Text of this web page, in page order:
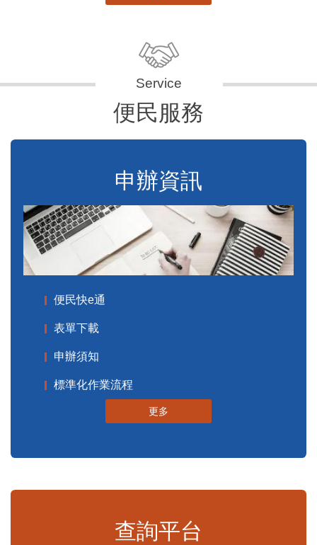
便民服務
申辦資訊
便民快e通
表單下載
申辦須知
標準化作業流程
更多
查詢平台